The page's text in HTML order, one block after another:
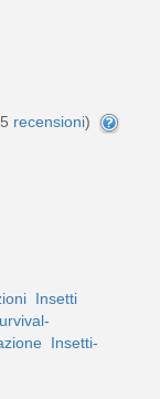
recensioni)
Insetti
Insetti-